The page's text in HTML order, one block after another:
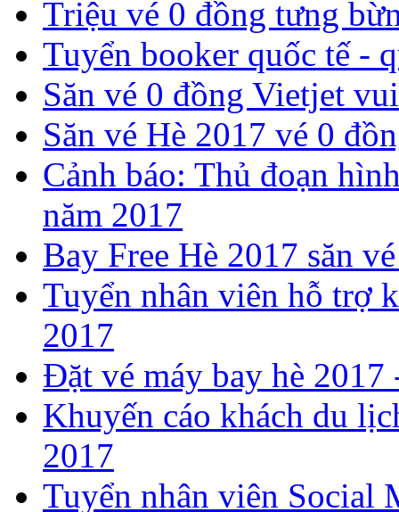
​Triệu vé 0 đồng tưng
Tuyển booker quốc tế -
Săn vé 0 đồng Vietjet
​Săn vé Hè 2017 vé 0
Cảnh báo: Thủ đoạn
năm 2017
Bay Free Hè 2017 săn
Tuyển nhân viên hỗ trợ
2017
​Đặt vé máy bay hè 2017
Khuyến cáo khách du
2017
Tuyển nhân viên Social